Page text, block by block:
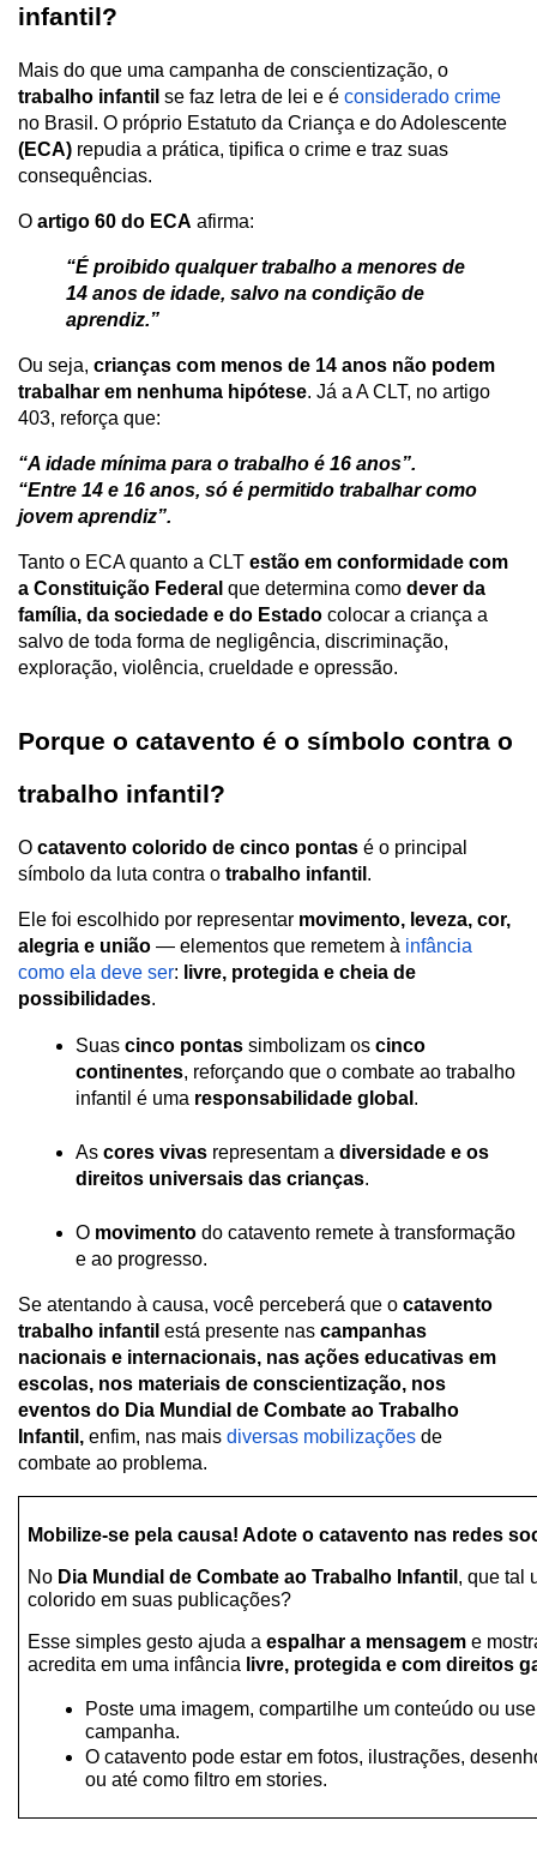
infantil?
trabalho infantil se faz letra de lei e é considerado crime
(ECA) repudia a prática, tipifica o crime e traz suas
consequências.
O artigo 60 do ECA afirma:
“É proibido qualquer trabalho a menores de
14 anos de idade, salvo na condição de
aprendiz.”
Ou seja, crianças com menos de 14 anos não podem
trabalhar em nenhuma hipótese. Já a A CLT, no artigo
403, reforça que:
“A idade mínima para o trabalho é 16 anos”.
“Entre 14 e 16 anos, só é permitido trabalhar como
jovem aprendiz”.
Tanto o ECA quanto a CLT estão em conformidade com
a Constituição Federal que determina como dever da
família, da sociedade e do Estado colocar a criança a
salvo de toda forma de negligência, discriminação,
exploração, violência, crueldade e opressão.
Porque o catavento é o símbolo contra o
trabalho infantil?
O catavento colorido de cinco pontas é o principal
símbolo da luta contra o trabalho infantil .
Ele foi escolhido por representar movimento, leveza, cor,
alegria e união — elementos que remetem à infância
como ela deve ser: livre, protegida e cheia de
possibilidades.
Suas cinco pontas simbolizam os cinco
continentes, reforçando que o combate ao trabalho
infantil é uma responsabilidade global .
As cores vivas representam a diversidade e os
direitos universais das crianças.
O movimento do catavento remete à transformação
e ao progresso.
Se atentando à causa, você perceberá que o catavento
trabalho infantil está presente nas campanhas
nacionais e internacionais, nas ações educativas em
escolas, nos materiais de conscientização, nos
eventos do Dia Mundial de Combate ao Trabalho
Infantil, enfim, nas mais diversas mobilizações de
combate ao problema.
Mobilize-se pela causa! Adote o catavento nas redes
No Dia Mundial de Combate ao Trabalho Infantil , que tal
colorido em suas publicações?
Esse simples gesto ajuda a espalhar a mensagem e
acredita em uma infância livre, protegida e com direitos
Poste uma imagem, compartilhe um conteúdo ou
campanha.
O catavento pode estar em fotos, ilustrações,
ou até como filtro em stories.